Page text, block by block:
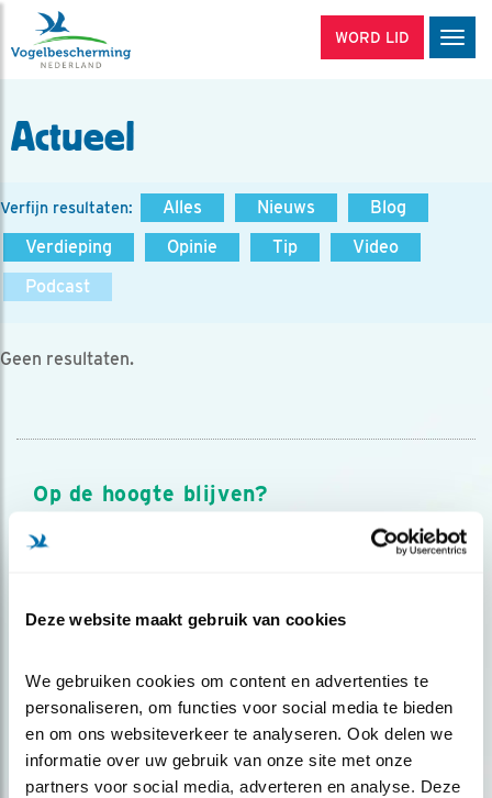
Deze website maakt gebruik van cookies
We gebruiken cookies om content en advertenties te
personaliseren, om functies voor social media te bieden
en om ons websiteverkeer te analyseren. Ook delen we
informatie over uw gebruik van onze site met onze
partners voor social media, adverteren en analyse. Deze
WORD LID
Actueel
Verfijn resultaten: Alles Nieuws
Blog
Verdieping
Opinie Tip
Video
Podcast
Geen resultaten.
Op de hoogte blijven?
Meld je aan en ontvang nieuws, inspiratie, acties en tips
over vogels en activiteiten van Vogelbescherming.